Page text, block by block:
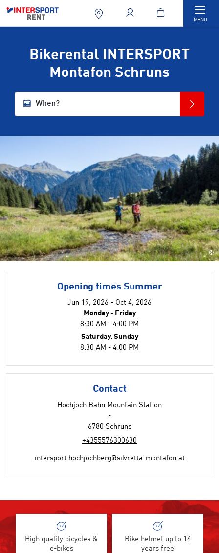
MENU
Bikerental INTERSPORT
Montafon Schruns
When?
©
Opening times Summer
Jun 19, 2026 - Oct 4, 2026
Monday - Friday
8:30 AM - 4:00 PM
Saturday, Sunday
8:30 AM - 4:00 PM
Contact
Hochjoch Bahn Mountain Station
-
6780 Schruns
+4355576300630
intersport.hochjochberg@silvretta-montafon.at
High quality bicycles &
e-bikes
Bike helmet up to 14
years free